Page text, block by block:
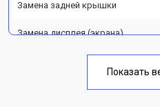
Замена задней крышки
Замена дисплея (экрана)
Замена кнопки включения
Показать